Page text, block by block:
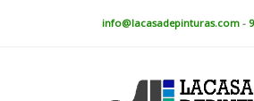
info@lacasadepinturas.com -